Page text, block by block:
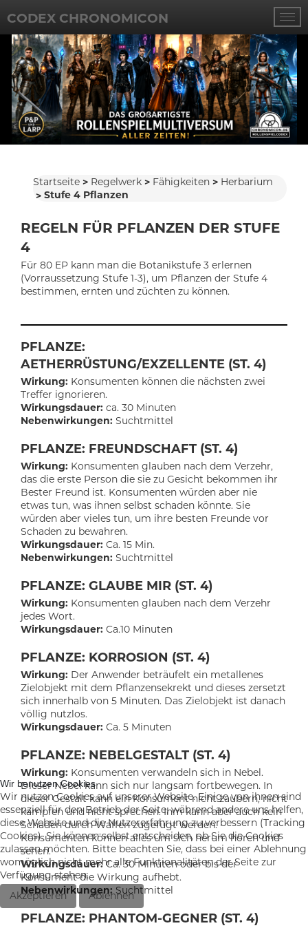
CODEX CHRONOMICON
Startseite Regelwerk Fähigkeiten
Herbarium
Stufe 4 Pflanzen
REGELN FÜR PFLANZEN DER STUFE
4
Für 80 EP kann man die Botanikstufe 3 erlernen
(Vorraussetzung Stufe 1-3), um Pflanzen der Stufe 4
bestimmen, ernten und züchten zu können.
PFLANZE:
AETHERRÜSTUNG/EXZELLENTE (ST. 4)
Wirkung: Konsumenten können die nächsten zwei
Treffer ignorieren.
Wirkungsdauer: ca. 30 Minuten
Nebenwirkungen: Suchtmittel
PFLANZE: FREUNDSCHAFT (ST. 4)
Wirkung: Konsumenten glauben nach dem Verzehr,
das die erste Person die sie zu Gesicht bekommen ihr
Bester Freund ist. Konsumenten würden aber nie
etwas tun, was ihnen selbst schaden könnte. Sie
würden aber vieles tun, um ihre besten Freunde vor
Schaden zu bewahren.
Wirkungsdauer: Ca. 15 Min.
Nebenwirkungen: Suchtmittel
PFLANZE: GLAUBE MIR (ST. 4)
Wirkung: Konsumenten glauben nach dem Verzehr
jedes Wort.
Wirkungsdauer: Ca.10 Minuten
PFLANZE: KORROSION (ST. 4)
Wirkung: Der Anwender beträufelt ein metallenes
Zielobjekt mit dem Pflanzensekrekt und dieses zersetzt
sich innerhalb von 5 Minuten. Das Zielobjekt ist danach
völlig nutzlos.
Wirkungsdauer: Ca. 5 Minuten
PFLANZE: NEBELGESTALT (ST. 4)
Wirkung: Konsumenten verwandeln sich in Nebel.
Dieser Nebel kann sich nur langsam fortbewegen. In
dieser Gestalt kann ein Konsument nicht zaubern, nicht
kämpfen und nicht sprechen. Ihm kann aber auch kein
Schaden durch Waffen zugefügt werden.
Konsumenten können alles um sich herum hören und
sehen.
Wirkungsdauer:Ca. 30 Minuten oder bis der
Konsument die Wirkung aufhebt.
Nebenwirkungen: Suchtmittel
PFLANZE: PHANTOM-GEGNER (ST. 4)
Wir benutzen Cookies
Wir nutzen Cookies auf unserer Website. Einige von ihnen sind
essenziell für den Betrieb der Seite, während andere uns helfen,
diese Website und die Nutzererfahrung zu verbessern (Tracking
Cookies). Sie können selbst entscheiden, ob Sie die Cookies
zulassen möchten. Bitte beachten Sie, dass bei einer Ablehnung
womöglich nicht mehr alle Funktionalitäten der Seite zur
Verfügung stehen.
Akzeptieren
Ablehnen